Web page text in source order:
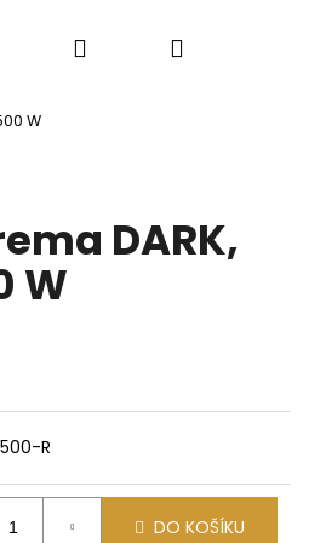
doplňky Doplňkový
PřihlášeníNákupní
W
DARK,
W
R
DO KOŠÍKU